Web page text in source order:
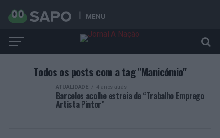
MENU
Todos os posts com a tag "Manicómio"
ATUALIDADE 4 anos atrás
Barcelos acolhe estreia de “Trabalho Emprego
Artista Pintor”